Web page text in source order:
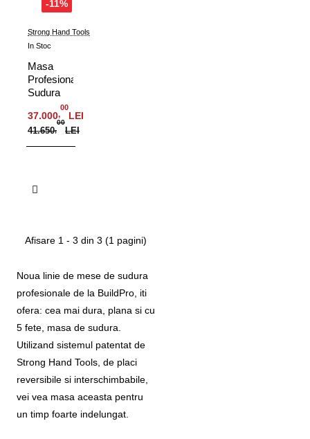
Noua linie de mese de sudura
profesionale de la BuildPro, iti
ofera: cea mai dura, plana si cu
5 fete, masa de sudura.
Utilizand sistemul patentat de
Strong Hand Tools, de placi
reversibile si interschimbabile,
vei vea masa aceasta pentru
un timp foarte indelungat.
-11%
Strong Hand Tools
In Stoc
Masa
Profesionala
Sudura
Alpha16,
3000x1500
mm,
picioare
nitrurat
37.000,
00
LEI
41.650,
00
LEI
Afisare 1 - 3 din 3 (1 pagini)